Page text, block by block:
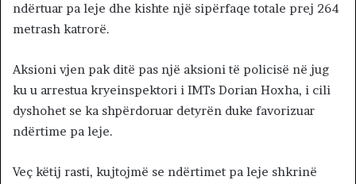
ndërtuar pa leje dhe kishte një sipërfaqe totale prej 264
metrash katrorë.
Aksioni vjen pak ditë pas një aksioni të policisë në jug
ku u arrestua kryeinspektori i IMTs Dorian Hoxha, i cili
dyshohet se ka shpërdoruar detyrën duke favorizuar
ndërtime pa leje.
Veç këtij rasti, kujtojmë se ndërtimet pa leje shkrinë